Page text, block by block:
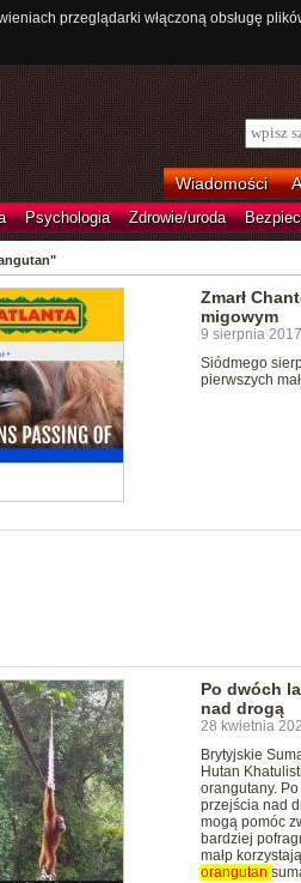
przeglądarki włączoną obsługę
Wiadomości
Psychologia Zdrowie/uroda
Zmarł
migowym
9 sierpnia
Siódmego
pierwszych
Po dwóch
nad drogą
28 kwietnia
Brytyjskie
Hutan
orangutany.
przejścia nad
mogą pomóc
bardziej
małp
orangutan